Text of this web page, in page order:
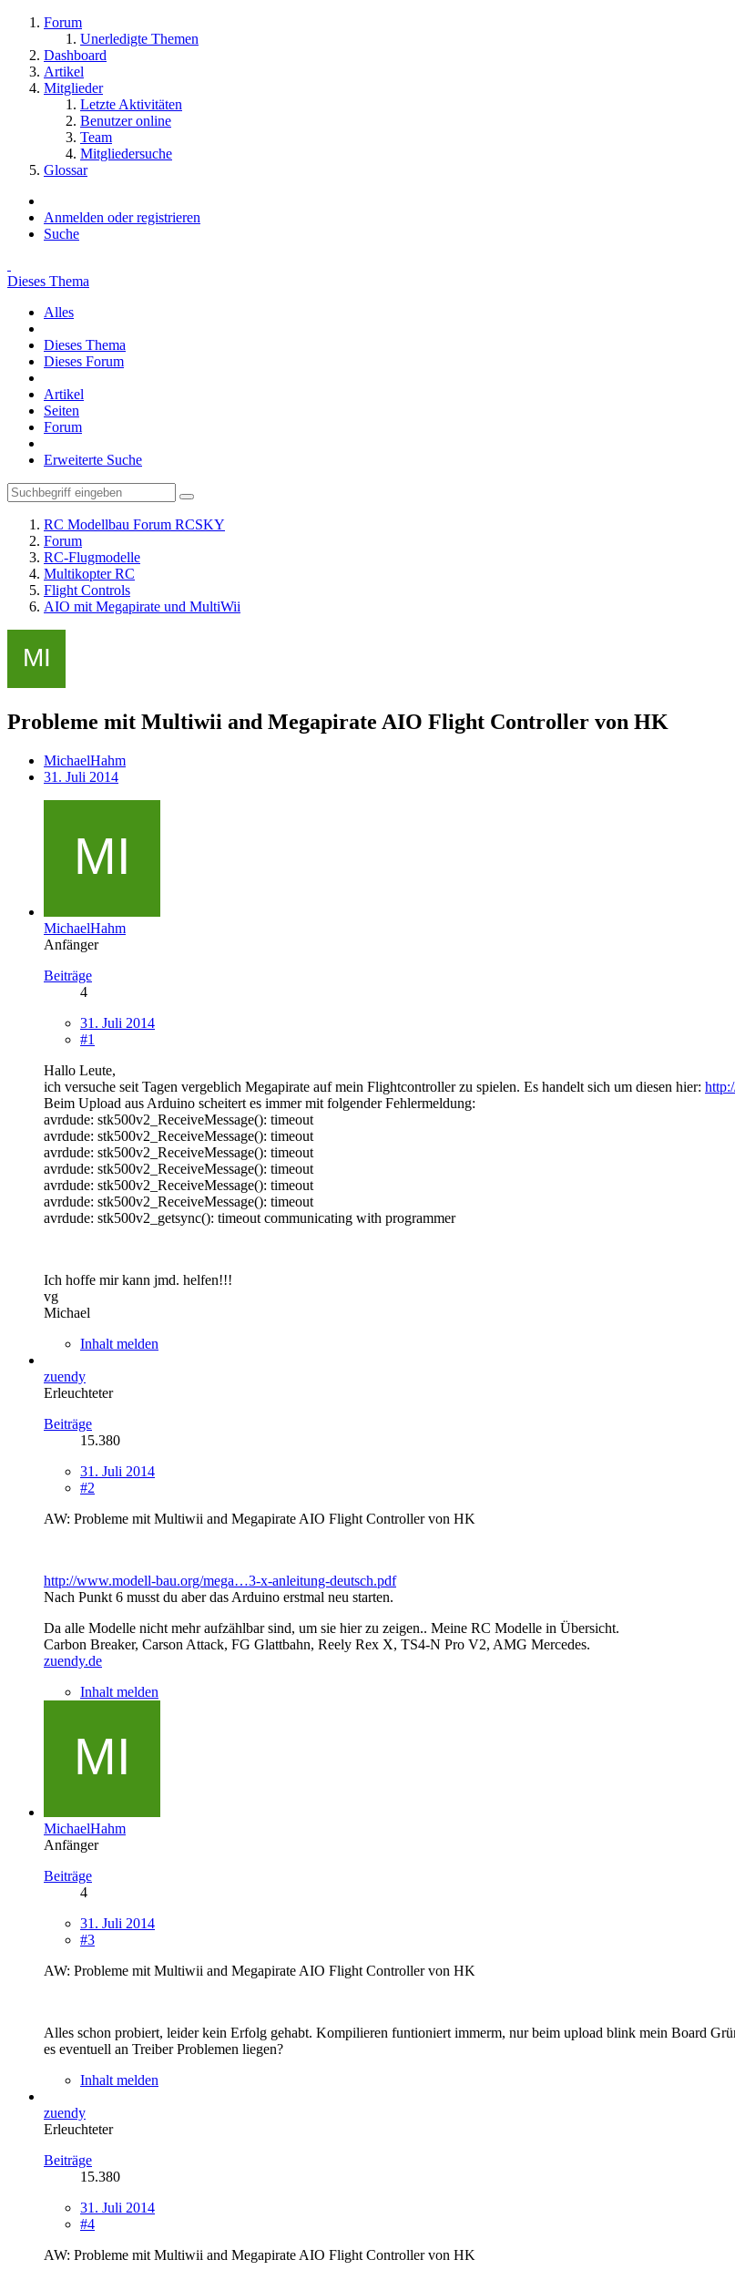
Forum
Unerledigte Themen
Dashboard
Artikel
Mitglieder
Letzte Aktivitäten
Benutzer online
Team
Mitgliedersuche
Glossar
Anmelden oder registrieren
Suche
Dieses Thema
Alles
Dieses Thema
Dieses Forum
Artikel
Seiten
Forum
Erweiterte Suche
RC Modellbau Forum RCSKY
Forum
RC-Flugmodelle
Multikopter RC
Flight Controls
AIO mit Megapirate und MultiWii
Probleme mit Multiwii and Megapirate AIO Flight Controller von HK
MichaelHahm
31. Juli 2014
MichaelHahm
Anfänger
Beiträge
4
31. Juli 2014
#1
Hallo Leute,
ich versuche seit Tagen vergeblich Megapirate auf mein Flightcontroller zu spielen. Es handelt sich um diesen hier:
Beim Upload aus Arduino scheitert es immer mit folgender Fehlermeldung:
avrdude: stk500v2_ReceiveMessage(): timeout
avrdude: stk500v2_ReceiveMessage(): timeout
avrdude: stk500v2_ReceiveMessage(): timeout
avrdude: stk500v2_ReceiveMessage(): timeout
avrdude: stk500v2_ReceiveMessage(): timeout
avrdude: stk500v2_ReceiveMessage(): timeout
avrdude: stk500v2_getsync(): timeout communicating with programmer
Ich hoffe mir kann jmd. helfen!!!
vg
Michael
Inhalt melden
zuendy
Erleuchteter
Beiträge
15.380
31. Juli 2014
#2
AW: Probleme mit Multiwii and Megapirate AIO Flight Controller von HK
http://www.modell-bau.org/mega…3-x-anleitung-deutsch.pdf
Nach Punkt 6 musst du aber das Arduino erstmal neu starten.
Da alle Modelle nicht mehr aufzählbar sind, um sie hier zu zeigen.. Meine RC Modelle in Übersicht.
Carbon Breaker, Carson Attack, FG Glattbahn, Reely Rex X, TS4-N Pro V2, AMG Mercedes.
zuendy.de
Inhalt melden
MichaelHahm
Anfänger
Beiträge
4
31. Juli 2014
#3
AW: Probleme mit Multiwii and Megapirate AIO Flight Controller von HK
Alles schon probiert, leider kein Erfolg gehabt. Kompilieren funtioniert immerm, nur beim upload blink mein Board
es eventuell an Treiber Problemen liegen?
Inhalt melden
zuendy
Erleuchteter
Beiträge
15.380
31. Juli 2014
#4
AW: Probleme mit Multiwii and Megapirate AIO Flight Controller von HK